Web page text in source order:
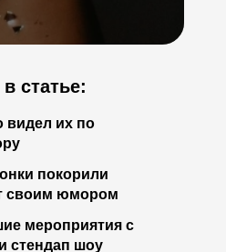
статье:
видел их по
покорили
своим юмором
мероприятия с
стендап шоу